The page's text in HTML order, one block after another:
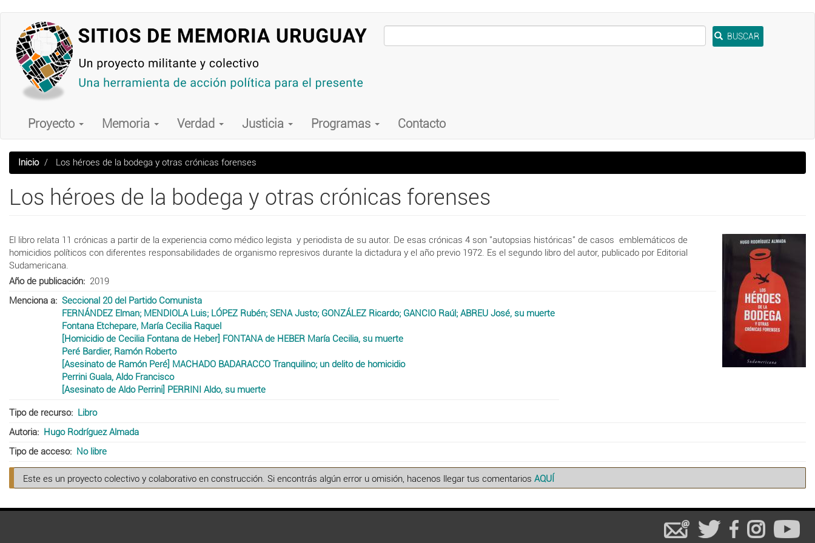
contenido
principal
BUSCAR
Main
navigation
Proyecto Memoria Verdad Justicia Programas Contacto
Inicio Los héroes de la bodega y otras crónicas forenses
Los héroes de la bodega y otras crónicas forenses
El libro relata 11 crónicas a partir de la experiencia como médico legista y periodista de su autor. De esas crónicas 4 son "autopsias históricas" de casos emblemáticos de
homicidios políticos con diferentes responsabilidades de organismo represivos durante la dictadura y el año previo 1972. Es el segundo libro del autor, publicado por Editorial
Sudamericana.
Año de publicación
2019
Menciona a
Seccional 20 del Partido Comunista
FERNÁNDEZ Elman; MENDIOLA Luis; LÓPEZ Rubén; SENA Justo; GONZÁLEZ Ricardo; GANCIO Raúl; ABREU José, su muerte
Fontana Etchepare, María Cecilia Raquel
[Homicidio de Cecilia Fontana de Heber] FONTANA de HEBER María Cecilia, su muerte
Peré Bardier, Ramón Roberto
[Asesinato de Ramón Peré] MACHADO BADARACCO Tranquilino; un delito de homicidio
Perrini Guala, Aldo Francisco
[Asesinato de Aldo Perrini] PERRINI Aldo, su muerte
Tipo de recurso
Libro
Autoria
Hugo Rodríguez Almada
Tipo de acceso
No libre
Este es un proyecto colectivo y colaborativo en construcción. Si encontrás algún error u omisión, hacenos llegar tus comentarios AQUÍ